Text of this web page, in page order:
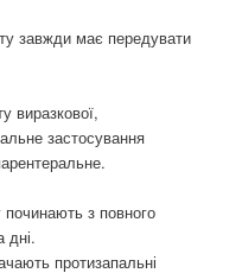
завжди має передувати
виразкової,
застосування
починають з повного
дні.
протизапальні